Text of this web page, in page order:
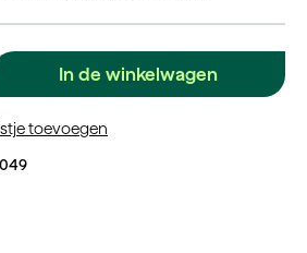
gewenste waarde in of gebruik de
In de winkelwagen
toevoegen